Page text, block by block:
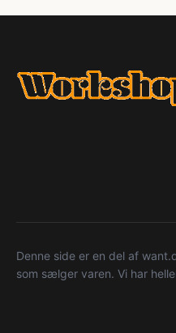
Denne side er en del af
som sælger varen. Vi har